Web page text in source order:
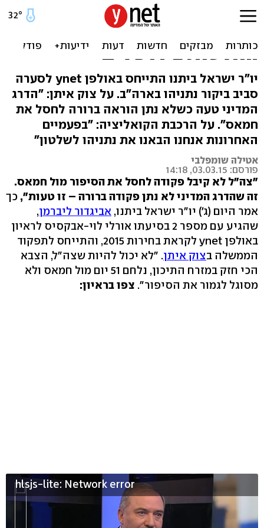
ליברמן: "הנאום בוושינגטון
חשוב, אבל חשוב יותר לקבל
החלטות בירושלים"
יו"ר ישראל ביתנו התייחס באולפן ynet לסערה
סביב ביקור נתניהו בארה"ב. על צוק איתן: "הדרג
המדיני טעה כשלא נתן הוראה ברורה לחסל את
חמאס". על הרכבת הקואליציה: "בפעמיים
האחרונות אנחנו הבאנו את נתניהו לשלטון"
אטילה שומפלבי
פורסם: 03.03.15, 14:18
"צה"ל לא קיבל פקודה לחסל את הסיפור מול חמאס.
זה שהדרג המדיני לא נתן פקודה ברורה – זו טעות", כך
אמר היום (ג') יו"ר ישראל ביתנו, אביגדור ליברמן,
שהגיע עם מספר 2 בסיעתו אורלי לוי-אבקסיס לראיון
באולפן ynet לקראת בחירות 2015, והתייחס לתפקוד
הממשלה בצוק איתן. "לא יכול להיות שצה"ל, הצבא
הכי חזק במזרח התיכון, נלחם 51 יום מול חמאס ולא
מסוגל לגמור את הסיפור". צפו בראיון:
hlsjs-lite: Network error